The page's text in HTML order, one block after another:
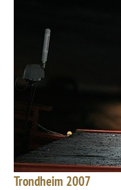
Trondheim 2007